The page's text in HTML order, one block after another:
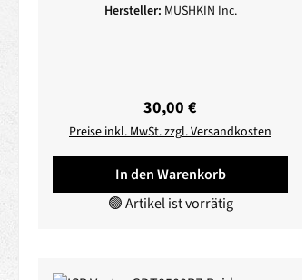
Hersteller: MUSHKIN Inc.
Regulärer Preis:
30,00 €
Preise inkl. MwSt. zzgl. Versandkosten
In den Warenkorb
🟢 Artikel ist vorrätig